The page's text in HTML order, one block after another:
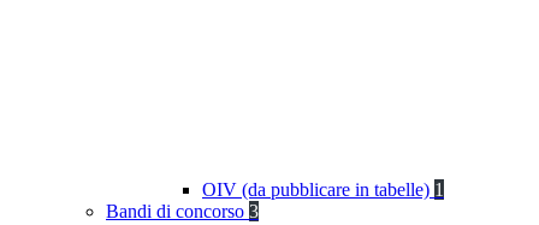
OIV (da pubblicare in tabelle) 1
Bandi di concorso 3